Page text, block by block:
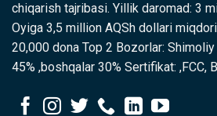
chiqarish tajribasi. Yillik daromad: 3
Oyiga 3,5 million AQSh dollari
20,000 dona Top 2 Bozorlar:
45% ,boshqalar 30% Sertifikat: ,FCC,